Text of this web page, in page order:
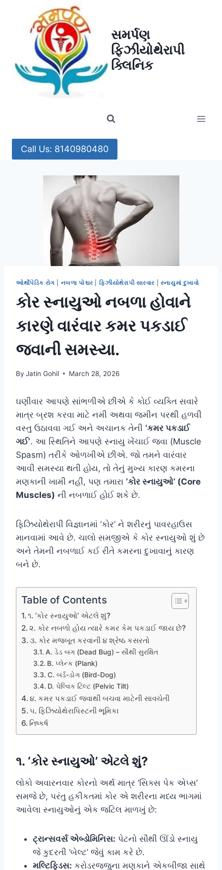
સમર્પણ
ફિઝીયોથેરાપી
ક્લિનિક
Call Us: 8140980480
ઓર્થોપેડિક રોગ નબળા પોશ્ચર ફિઝીયોથેરાપી સારવાર સ્નાયુમાં દુખાવો
કોર સ્નાયુઓ નબળા હોવાને
કારણે વારંવાર કમર પકડાઈ
જવાની સમસ્યા.
By Jatin Gohil March 28, 2026
ઘણીવાર આપણે સાંભળીએ છીએ કે કોઈ વ્યક્તિ સવારે
માત્ર બ્રશ કરવા માટે નમી અથવા જમીન પરથી હળવી
વસ્તુ ઉઠાવવા ગઈ અને અચાનક તેની ‘કમર પકડાઈ
ગઈ’. આ સ્થિતિને આપણે સ્નાયુ ખેંચાઈ જવા (Muscle
Spasm) તરીકે ઓળખીએ છીએ. જો તમને વારંવાર
આવી સમસ્યા થતી હોય, તો તેનું મુખ્ય કારણ કમરના
મણકાની ખામી નહીં, પણ તમારા ‘કોર સ્નાયુઓ’ (Core
Muscles) ની નબળાઈ હોઈ શકે છે.
ફિઝિયોથેરાપી વિજ્ઞાનમાં ‘કોર’ ને શરીરનું પાવરહાઉસ
માનવામાં આવે છે. ચાલો સમજીએ કે કોર સ્નાયુઓ શું છે
અને તેમની નબળાઈ કઈ રીતે કમરના દુખાવાનું કારણ
બને છે.
Table of Contents
૧. ‘કોર સ્નાયુઓ’ એટલે શું?
૨. કોર નબળો હોય ત્યારે કમર કેમ પકડાઈ જાય છે?
૩. કોર મજબૂત કરવાની ૪ શ્રેષ્ઠ કસરતો
A. ડેડ બગ (Dead Bug) – સૌથી સુરક્ષિત
B. પ્લેન્ક (Plank)
C. બર્ડ-ડોગ (Bird-Dog)
D. પેલ્વિક ટિલ્ટ (Pelvic Tilt)
૪. કમર પકડાઈ જવાથી બચવા માટેની સાવચેતી
૫. ફિઝિયોથેરાપિસ્ટની ભૂમિકા
નિષ્કર્ષ
૧. ‘કોર સ્નાયુઓ’ એટલે શું?
લોકો અવારનવાર કોરનો અર્થ માત્ર ‘સિક્સ પેક એપ્સ’
સમજે છે, પરંતુ હકીકતમાં કોર એ શરીરના મધ્ય ભાગમાં
આવેલા સ્નાયુઓનું એક જટિલ માળખું છે:
ટ્રાન્સવર્સ એબ્ડોમિનિસ: પેટનો સૌથી ઊંડો સ્નાયુ
જે કુદરતી ‘બેલ્ટ’ જેવું કામ કરે છે.
મલ્ટિફિડસ: કરોડરજ્જુના મણકાને એકબીજા સાથે